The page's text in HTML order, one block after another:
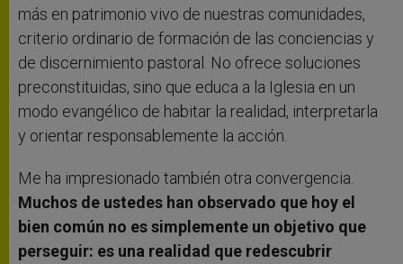
más en patrimonio vivo de nuestras comunidades,
criterio ordinario de formación de las conciencias y
de discernimiento pastoral. No ofrece soluciones
preconstituidas, sino que educa a la Iglesia en un
modo evangélico de habitar la realidad, interpretarla
y orientar responsablemente la acción.
Me ha impresionado también otra convergencia.
Muchos de ustedes han observado que hoy el
bien común no es simplemente un objetivo que
perseguir: es una realidad que redescubrir